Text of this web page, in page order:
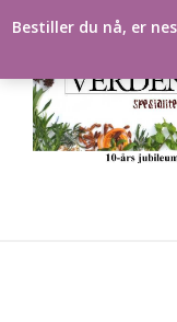
toBestiller du nå, er